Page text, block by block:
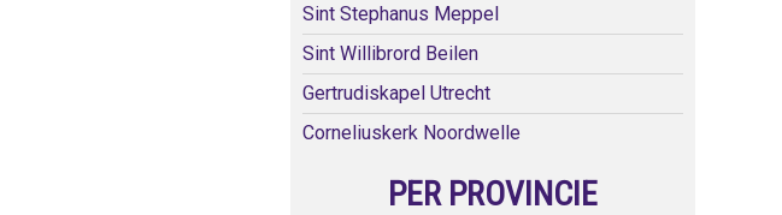
Sint Stephanus Meppel
Sint Willibrord Beilen
Gertrudiskapel Utrecht
Corneliuskerk Noordwelle
PER PROVINCIE